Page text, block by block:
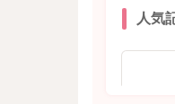
人気